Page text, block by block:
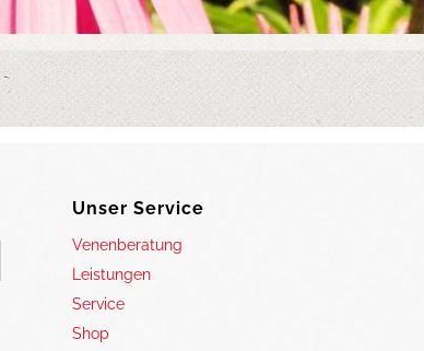
Unser Service
Venenberatung
Leistungen
Service
Shop